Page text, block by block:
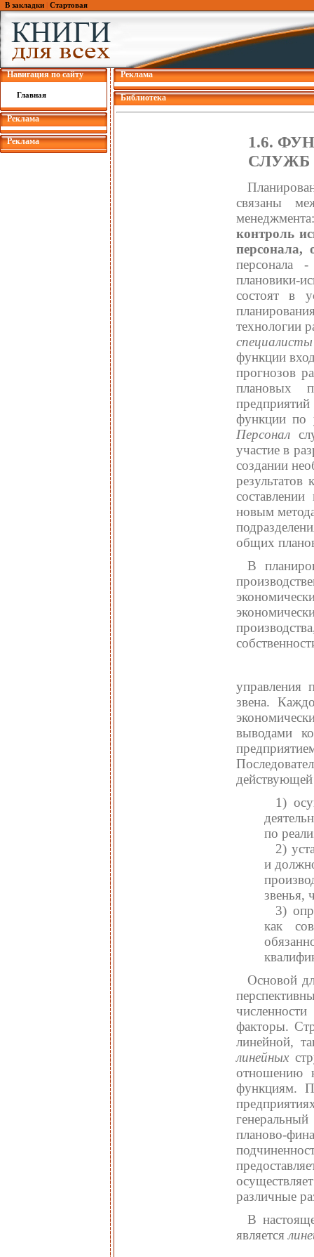
В закладки Стартовая
Навигация по сайту
Главная
Реклама
Реклама
Реклама
Библиотека
1.6.
СЛУЖБ
связаны
контроль
персонала
плановики-
состоят в
технологии
функции
прогнозов
плановых
функции по
Персонал
участие в
создании
новым
общих
В
управления
звена.
выводами
1)
по
2)
и
звенья,
3)
как
Основой
факторы.
линейной,
линейных
отношению
функциям.
планово-
различные
В
является